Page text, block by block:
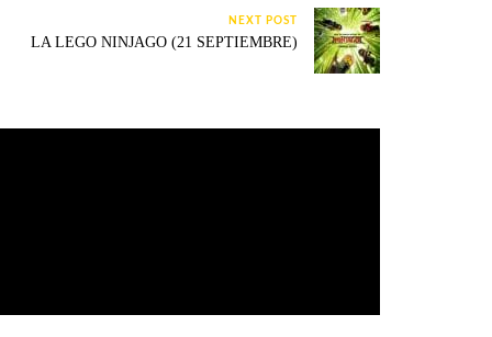
NEXT POST
LA LEGO NINJAGO (21 SEPTIEMBRE)